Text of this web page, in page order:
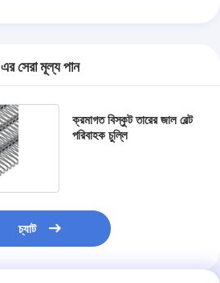
এর সেরা মূল্য পান
ক্রমাগত বিস্কুট তারের জাল বেল্ট
পরিবাহক চুল্লি
চ্যাট